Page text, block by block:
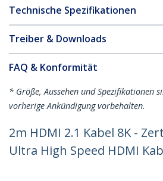
Technische Spezifikationen
Treiber & Downloads
FAQ & Konformität
* Größe, Aussehen und Spezifikationen
vorherige Ankündigung vorbehalten.
2m HDMI 2.1 Kabel 8K -
Ultra High Speed HDMI